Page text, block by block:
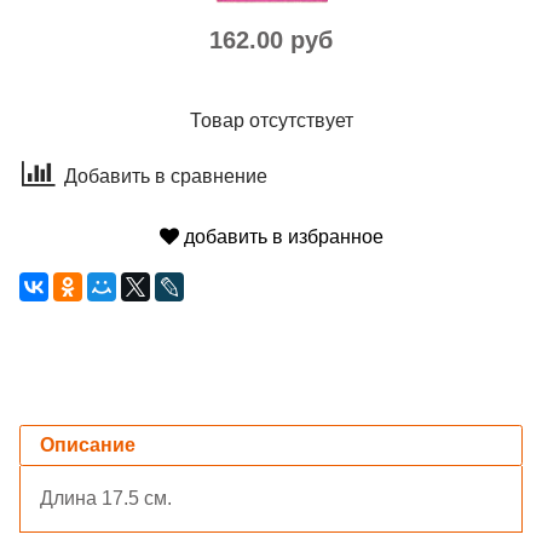
162.00 руб
Товар отсутствует
Добавить в сравнение
добавить в избранное
Описание
Длина 17.5 см.